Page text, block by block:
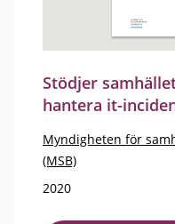
Stödjer
hantera it-
Myndigheten för
(MSB)
2020